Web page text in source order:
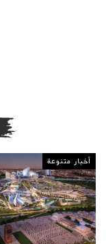
أخبار متنوعة